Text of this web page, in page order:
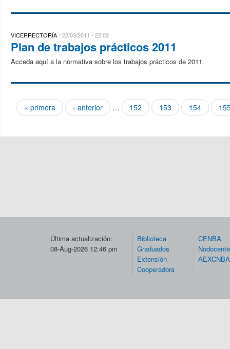
VICERRECTORÍA 22/03/2011 - 22:02
Plan de trabajos prácticos 2011
Acceda aquí a la normativa sobre los trabajos prácticos de 2011
Páginas
« primera ‹ anterior … 152 153 154
Última actualización:
08-Aug-2026 12:46 pm
Biblioteca
Graduados
Extensión
Cooperadora
CENBA
AEXCNBA